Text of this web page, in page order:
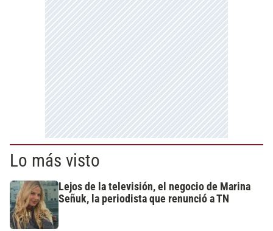
Lo más visto
Lejos de la televisión, el negocio de Marina
Señuk, la periodista que renunció a TN